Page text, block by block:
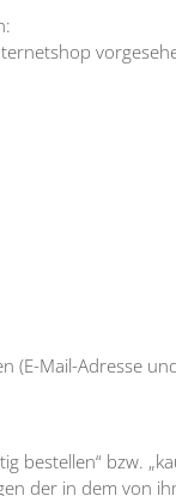
(E-Mail-Adresse
bestellen“ bzw.
der in dem von